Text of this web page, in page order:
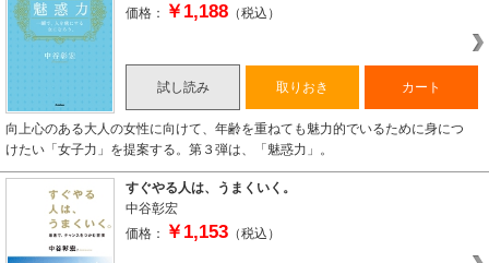
価格：
￥1,188 （税込）
試し読み 取りおき カート
向上心のある大人の女性に向けて、年齢を重ねても魅力的でいるために身につ
けたい「女子力」を提案する。第３弾は、「魅惑力」。
すぐやる人は、うまくいく。
中谷彰宏
価格：
￥1,153 （税込）